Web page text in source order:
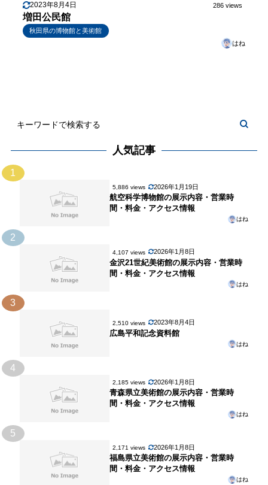
2023年8月4日 286 views
増田公民館
秋田県の博物館と美術館
はね
人気記事
1
5,886 views 2026年1月19日
航空科学博物館の展示内容・営業時
間・料金・アクセス情報
はね
2
4,107 views 2026年1月8日
金沢21世紀美術館の展示内容・営業時
間・料金・アクセス情報
はね
3
2,510 views 2023年8月4日
広島平和記念資料館
はね
4
2,185 views 2026年1月8日
青森県立美術館の展示内容・営業時
間・料金・アクセス情報
はね
5
2,171 views 2026年1月8日
福島県立美術館の展示内容・営業時
間・料金・アクセス情報
はね